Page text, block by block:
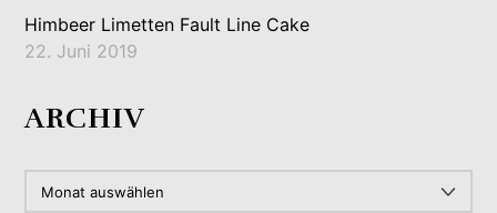
Himbeer Limetten Fault Line Cake
22. Juni 2019
ARCHIV